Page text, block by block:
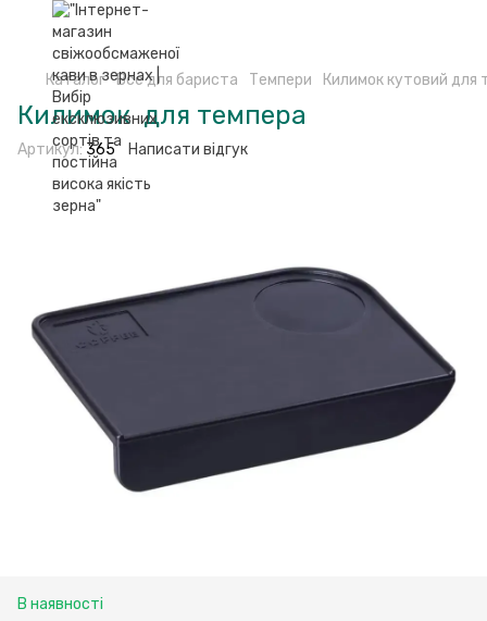
Каталог Все для бариста Темпери Килимок кутовий для
Килимок для темпера
Артикул:365 Написати відгук
В наявності